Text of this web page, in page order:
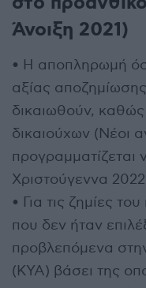
Άνοιξη 2021)
• Η αποπληρωμή
αξίας
δικαιωθούν,
δικαιούχων (Νέοι
προγραμματίζεται
Χριστούγεννα
• Για τις ζημίες
που δεν ήταν
προβλεπόμενα
(ΚΥΑ) βάσει της